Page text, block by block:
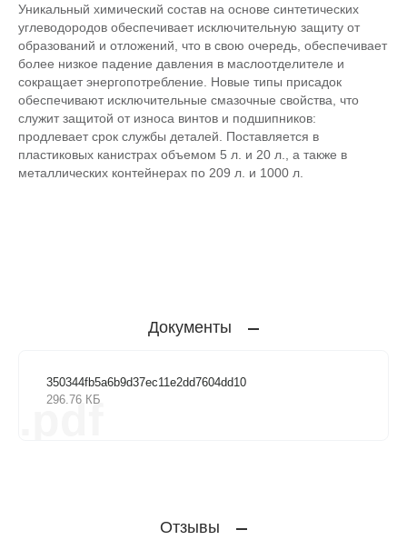
Уникальный химический состав на основе синтетических
углеводородов обеспечивает исключительную защиту от
образований и отложений, что в свою очередь, обеспечивает
более низкое падение давления в маслоотделителе и
сокращает энергопотребление. Новые типы присадок
обеспечивают исключительные смазочные свойства, что
служит защитой от износа винтов и подшипников:
продлевает срок службы деталей. Поставляется в
пластиковых канистрах объемом 5 л. и 20 л., а также в
металлических контейнерах по 209 л. и 1000 л.
Документы
350344fb5a6b9d37ec11e2dd7604dd10
296.76 КБ
.pdf
Отзывы